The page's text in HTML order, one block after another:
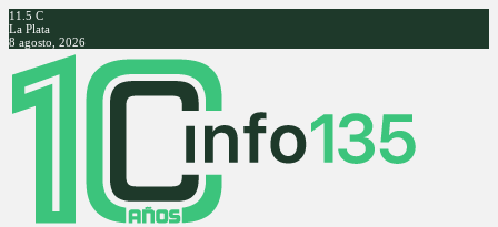
11.5 C
La Plata
8 agosto, 2026
Facebook
Twitter
Instagram
Youtube